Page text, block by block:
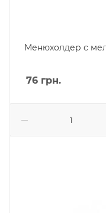
Менюхолдер с
76 грн.